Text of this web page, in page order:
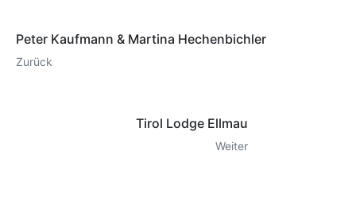
Peter Kaufmann & Martina Hechenbichler
Zurück
Tirol Lodge Ellmau
Weiter